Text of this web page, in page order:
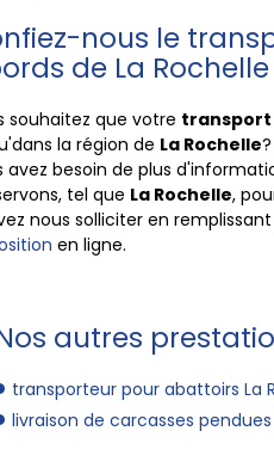
nous le
de La Rochelle
souhaitez que votre transport
la région de La Rochelle
avez besoin de plus
tel que La Rochelle,
nous solliciter en
en ligne.
autres
transporteur pour abattoirs La
livraison de carcasses pendues